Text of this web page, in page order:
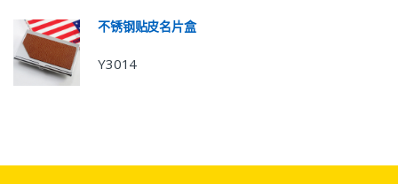
不锈钢贴皮名片盒
Y3014